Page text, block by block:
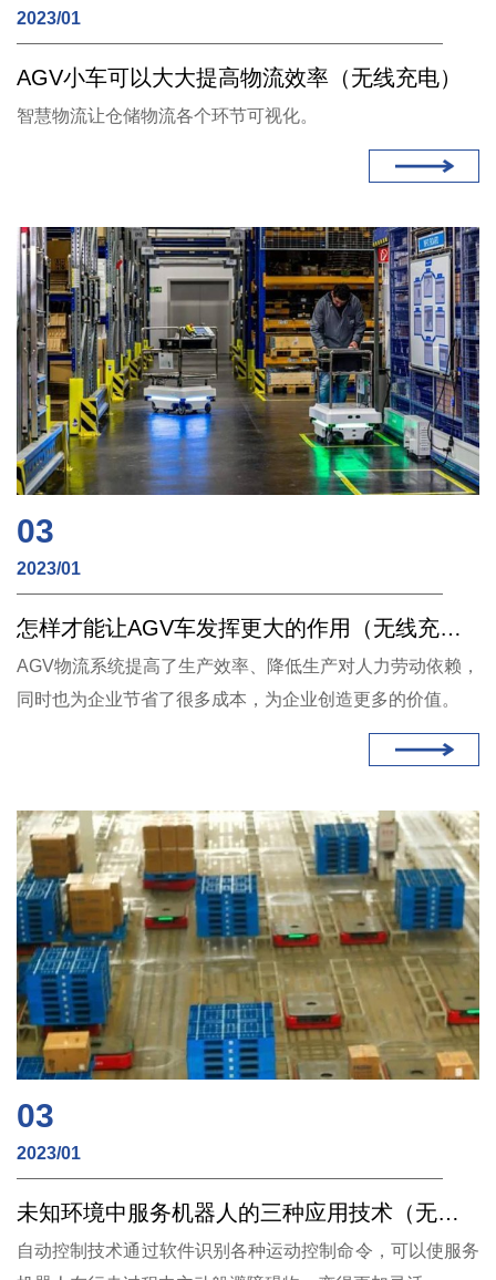
2023/01
AGV小车可以大大提高物流效率（无线充电）
智慧物流让仓储物流各个环节可视化。
03
2023/01
怎样才能让AGV车发挥更大的作用（无线充电）
AGV物流系统提高了生产效率、降低生产对人力劳动依赖，
同时也为企业节省了很多成本，为企业创造更多的价值。
03
2023/01
未知环境中服务机器人的三种应用技术（无线充电）
自动控制技术通过软件识别各种运动控制命令，可以使服务